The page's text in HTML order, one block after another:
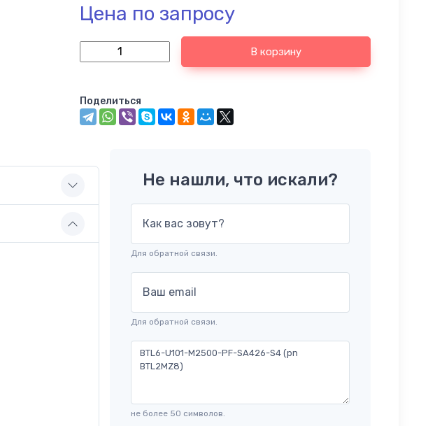
Цена по запросу
В корзину
Поделиться
Не нашли, что искали?
Как вас зовут?
Для обратной связи.
Ваш email
Для обратной связи.
не более 50 символов.